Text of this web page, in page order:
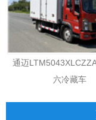
通迈
六冷藏车